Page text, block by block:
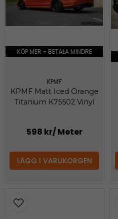
KÖP MER - BETALA MINDRE
KPMF
KPMF Matt Iced Orange
Titanium K75502 Vinyl
598 kr/ Meter
LÄGG I VARUKORGEN